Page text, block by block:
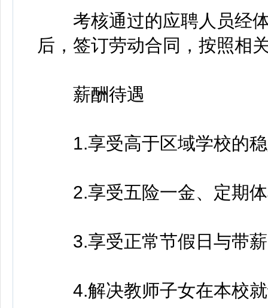
考核通过的应聘人员经体
后，签订劳动合同，按照相
薪酬待遇
1.享受高于区域学校的稳
2.享受五险一金、定期体
3.享受正常节假日与带薪
4.解决教师子女在本校